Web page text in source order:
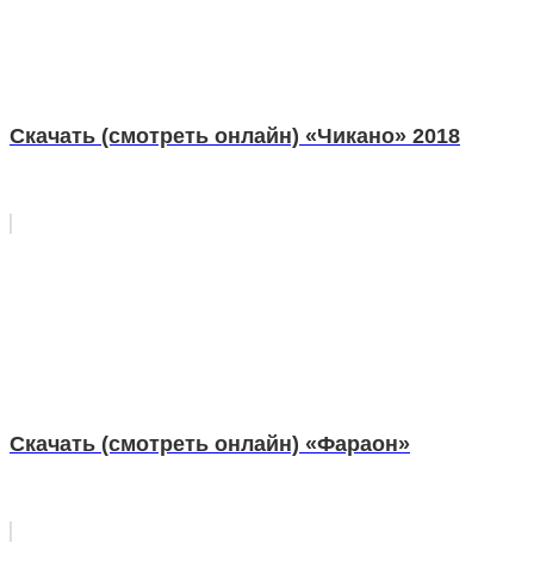
Скачать (смотреть онлайн) «Чикано» 2018
Скачать (смотреть онлайн) «Фараон»